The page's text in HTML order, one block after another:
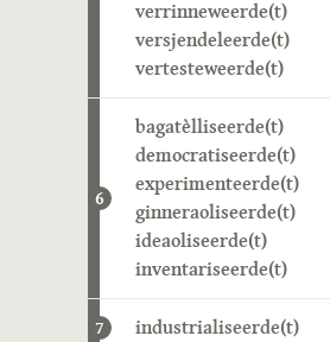
verrinneweerde(t)
versjendeleerde(t)
vertesteweerde(t)
6
bagatèlliseerde(t)
democratiseerde(t)
experimenteerde(t)
ginneraoliseerde(t)
ideaoliseerde(t)
inventariseerde(t)
7 industrialiseerde(t)